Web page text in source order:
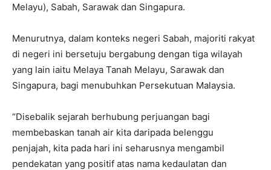
Melayu), Sabah, Sarawak dan Singapura.
Menurutnya, dalam konteks negeri Sabah, majoriti rakyat
di negeri ini bersetuju bergabung dengan tiga wilayah
yang lain iaitu Melaya Tanah Melayu, Sarawak dan
Singapura, bagi menubuhkan Persekutuan Malaysia.
“Disebalik sejarah berhubung perjuangan bagi
membebaskan tanah air kita daripada belenggu
penjajah, kita pada hari ini seharusnya mengambil
pendekatan yang positif atas nama kedaulatan dan